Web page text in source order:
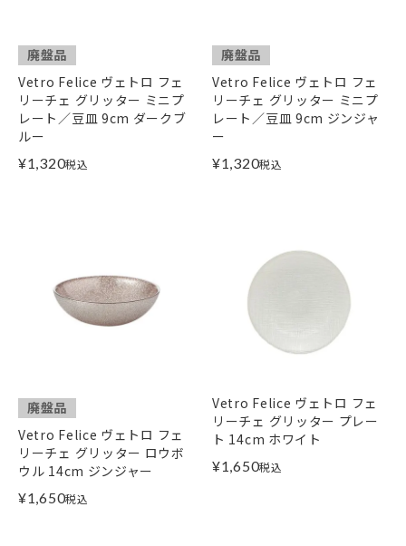
廃盤品
Vetro Felice ヴェトロ フェ
リーチェ グリッター ミニプ
レート／豆皿 9cm ダークブ
ルー
¥1,320税込
廃盤品
Vetro Felice ヴェトロ フェ
リーチェ グリッター ミニプ
レート／豆皿 9cm ジンジャ
ー
¥1,320税込
廃盤品
Vetro Felice ヴェトロ フェ
リーチェ グリッター ロウボ
ウル 14cm ジンジャー
¥1,650税込
Vetro Felice ヴェトロ フェ
リーチェ グリッター プレー
ト 14cm ホワイト
¥1,650税込